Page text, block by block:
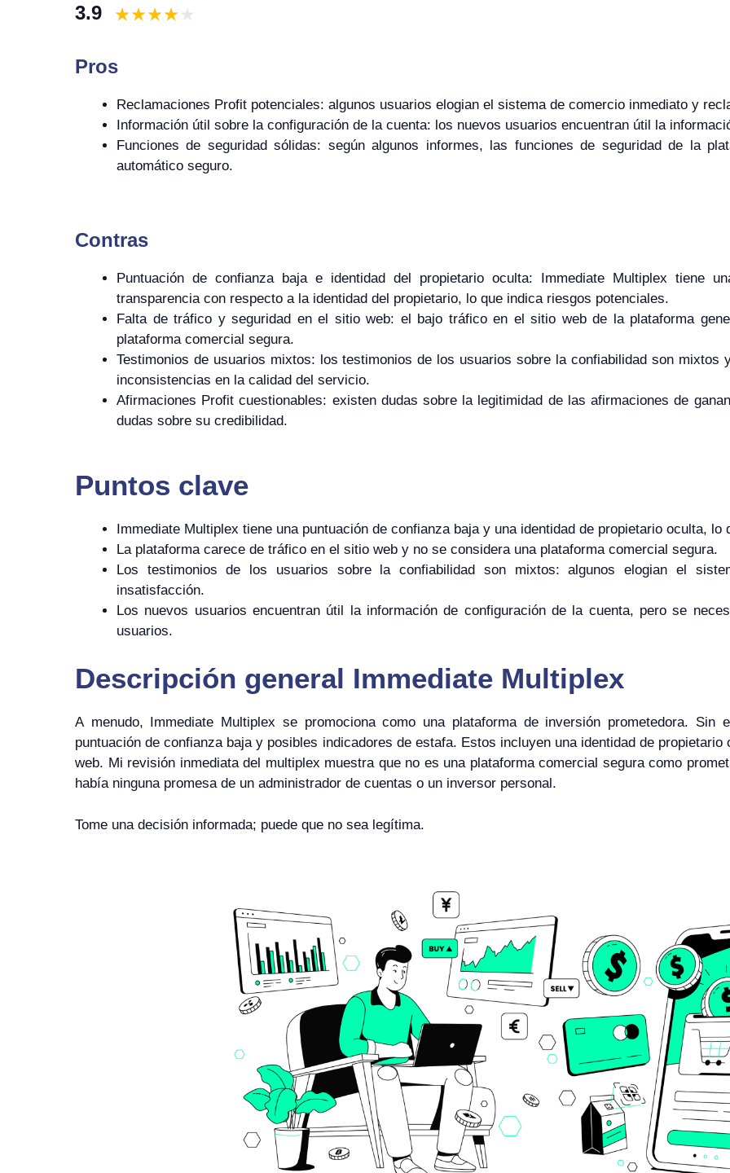
3.9
Pros
Reclamaciones Profit potenciales: algunos usuarios elogian el sistema de comercio inmediato y
Información útil sobre la configuración de la cuenta: los nuevos usuarios encuentran útil la
Funciones de seguridad sólidas: según algunos informes, las funciones de seguridad de la
automático seguro.
Contras
Puntuación de confianza baja e identidad del propietario oculta: Immediate Multiplex tiene
transparencia con respecto a la identidad del propietario, lo que indica riesgos potenciales.
Falta de tráfico y seguridad en el sitio web: el bajo tráfico en el sitio web de la plataforma
plataforma comercial segura.
Testimonios de usuarios mixtos: los testimonios de los usuarios sobre la confiabilidad son mixtos
inconsistencias en la calidad del servicio.
Afirmaciones Profit cuestionables: existen dudas sobre la legitimidad de las afirmaciones de
dudas sobre su credibilidad.
Puntos clave
Immediate Multiplex tiene una puntuación de confianza baja y una identidad de propietario oculta,
La plataforma carece de tráfico en el sitio web y no se considera una plataforma comercial segura.
Los testimonios de los usuarios sobre la confiabilidad son mixtos: algunos elogian el
insatisfacción.
Los nuevos usuarios encuentran útil la información de configuración de la cuenta, pero se
usuarios.
Descripción general Immediate Multiplex
A menudo, Immediate Multiplex se promociona como una plataforma de inversión prometedora. Sin
puntuación de confianza baja y posibles indicadores de estafa. Estos incluyen una identidad de
web. Mi revisión inmediata del multiplex muestra que no es una plataforma comercial segura como
había ninguna promesa de un administrador de cuentas o un inversor personal.
Tome una decisión informada; puede que no sea legítima.